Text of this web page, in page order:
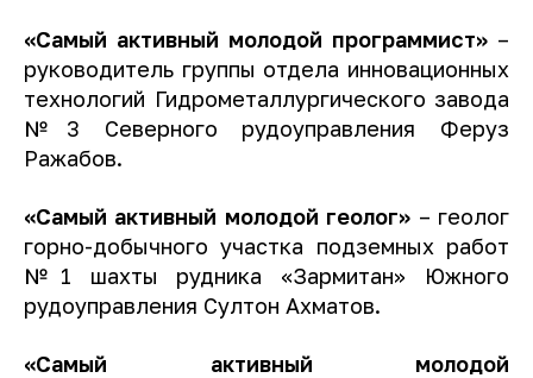
«Самый активный молодой программист» –
руководитель группы отдела инновационных
технологий Гидрометаллургического завода
№3 Северного рудоуправления Феруз
Ражабов.
«Самый активный молодой геолог» – геолог
горно-добычного участка подземных работ
№1 шахты рудника «Зармитан» Южного
рудоуправления Султон Ахматов.
«Самый активный молодой